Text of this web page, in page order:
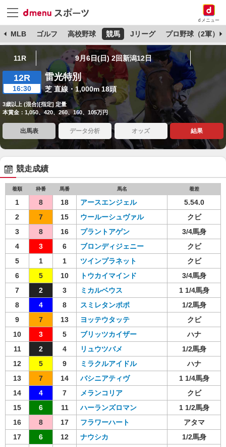
dメニュー
MLB ゴルフ 高校野球 競馬 Jリーグ プロ野球（2軍）
11R 9月6日(日) 2回新潟12日
12R
16:30
雷光特別
芝 直線・1,000m 18頭
3歳以上 (混合)[指定] 定量
本賞金：1,050、420、260、160、105万円
出馬表 データ分析 オッズ 結果
競走成績
着順 枠番 馬番 馬名 着差
1 8 18 アースエンジェル
5.54.0
2
7 15 ウールーシュヴァル
クビ
3
8 16 プラントアゲン
3/4馬身
4
3 6 ブロンディジェニー
クビ
5
1 1 ツインプラネット
クビ
6
5 10 トウカイマインド
3/4馬身
7
2 3 ミカルベウス
1 1/4馬身
8
4 8 スミレタンポポ
1/2馬身
9
7 13 ヨッテウタッテ
クビ
10
3 5 ブリッツカイザー
ハナ
11
2 4 リュウツバメ
1/2馬身
12
5 9 ミラクルアイドル
ハナ
13
7 14 バシニアティヴ
1 1/4馬身
14
4 7 メランコリア
クビ
15
6 11 ハーランズロマン
1 1/2馬身
16
8 17 フラワーハート
アタマ
17
6 12 ナウシカ
1/2馬身